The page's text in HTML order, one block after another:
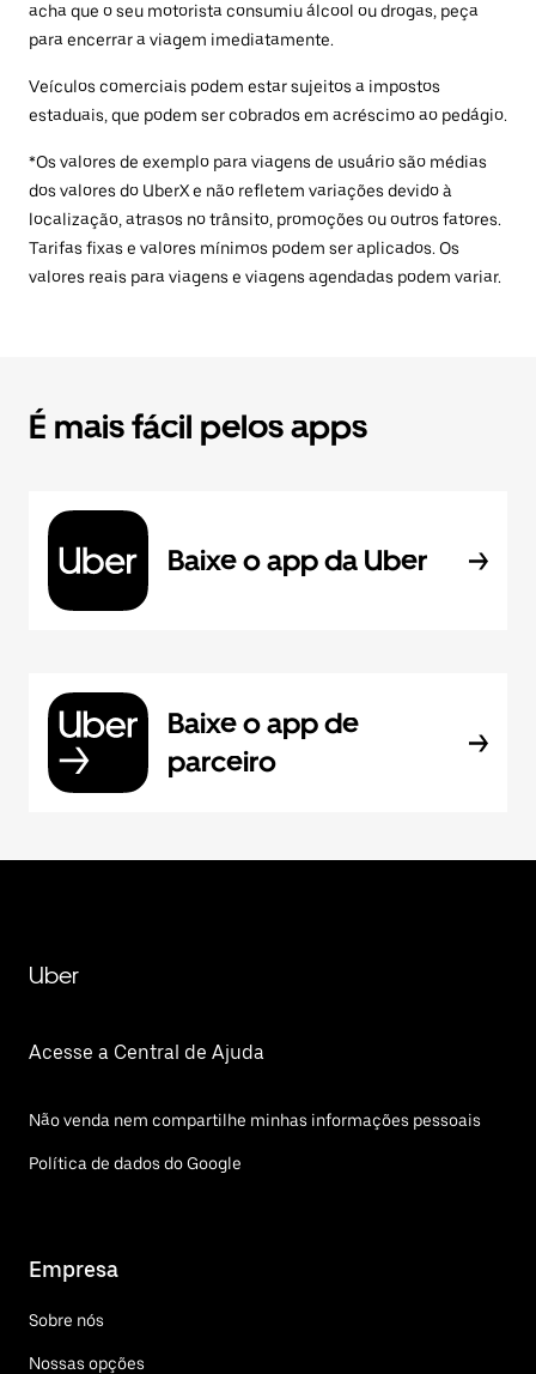
acha que o seu motorista consumiu álcool ou drogas, peça
para encerrar a viagem imediatamente.
Veículos comerciais podem estar sujeitos a impostos
estaduais, que podem ser cobrados em acréscimo ao pedágio.
*Os valores de exemplo para viagens de usuário são médias
dos valores do UberX e não refletem variações devido à
localização, atrasos no trânsito, promoções ou outros fatores.
Tarifas fixas e valores mínimos podem ser aplicados. Os
valores reais para viagens e viagens agendadas podem variar.
É mais fácil pelos apps
Baixe o app da Uber
Baixe o app de
parceiro
Uber
Acesse a Central de Ajuda
Não venda nem compartilhe minhas informações pessoais
Política de dados do Google
Empresa
Sobre nós
Nossas opções